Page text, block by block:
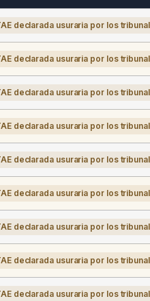
declarada usuraria por los
declarada usuraria por los
declarada usuraria por los
declarada usuraria por los
declarada usuraria por los
declarada usuraria por los
declarada usuraria por los
declarada usuraria por los
declarada usuraria por los